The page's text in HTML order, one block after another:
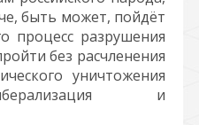
быть может, пойдёт
процесс разрушения
без расчленения
уничтожения
и